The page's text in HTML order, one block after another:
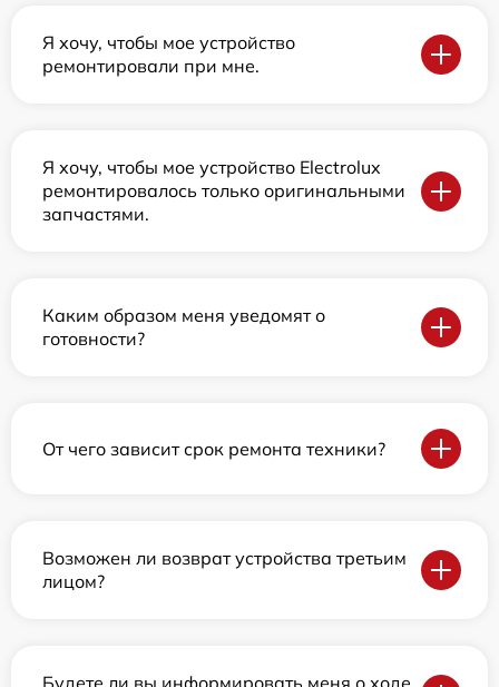
Я хочу, чтобы мое устройство
ремонтировали при мне.
Я хочу, чтобы мое устройство Electrolux
ремонтировалось только оригинальными
запчастями.
Каким образом меня уведомят о
готовности?
От чего зависит срок ремонта техники?
Возможен ли возврат устройства третьим
лицом?